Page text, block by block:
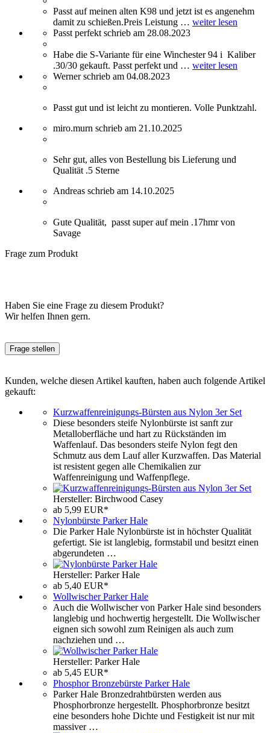
Passt auf meinen alten K98 und jetzt ist es angenehm
damit zu schießen.Preis Leistung … weiter lesen
Passt perfekt schrieb am 28.08.2023
Habe die S-Variante für eine Winchester 94 i Kaliber
.30/30 gekauft. Passt perfekt und … weiter lesen
Werner schrieb am 04.08.2023
Passt gut und ist leicht zu montieren. Volle Punktzahl.
miro.murn schrieb am 21.10.2025
Sehr gut, alles von Bestellung bis Lieferung und
Qualität .5 Sterne
Andreas schrieb am 14.10.2025
Gute Qualität, passt super auf mein .17hmr von
Savage
Frage zum Produkt
Haben Sie eine Frage zu diesem Produkt?
Wir helfen Ihnen gern.
Frage stellen
Kunden, welche diesen Artikel kauften, haben auch folgende Artikel
gekauft:
Kurzwaffenreinigungs-Bürsten aus Nylon 3er Set
Diese besonders steife Nylonbürste ist sanft zur
Metalloberfläche und hart zu Rückständen im
Waffenlauf. Das besonders steife Nylon fegt den
Schmutz aus dem Lauf aller Kurzwaffen. Das Material
ist resistent gegen alle Chemikalien zur
Waffenreinigung und Waffenpflege.
Hersteller: Birchwood Casey
ab 5,99 EUR*
Nylonbürste Parker Hale
Die Parker Hale Nylonbürste ist in höchster Qualität
gefertigt. Sie ist langlebig, formstabil und besitzt einen
abgerundeten …
Hersteller: Parker Hale
ab 5,40 EUR*
Wollwischer Parker Hale
Auch die Wollwischer von Parker Hale sind besonders
langlebig und hochwertig hergestellt. Die Wollwischer
eignen sich sowohl zum Reinigen als auch zum
nachziehen und …
Hersteller: Parker Hale
ab 5,45 EUR*
Phosphor Bronzebürste Parker Hale
Parker Hale Bronzedrahtbürsten werden aus
Phosphorbronze hergestellt. Phosphorbronze besitzt
eine besonders hohe Dichte und Festigkeit ist nur mit
massiver …